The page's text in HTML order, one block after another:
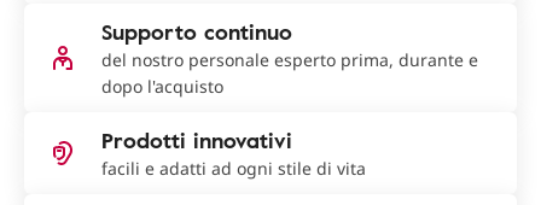
Supporto continuo
del nostro personale esperto prima, durante e
dopo l'acquisto
Prodotti innovativi
facili e adatti ad ogni stile di vita